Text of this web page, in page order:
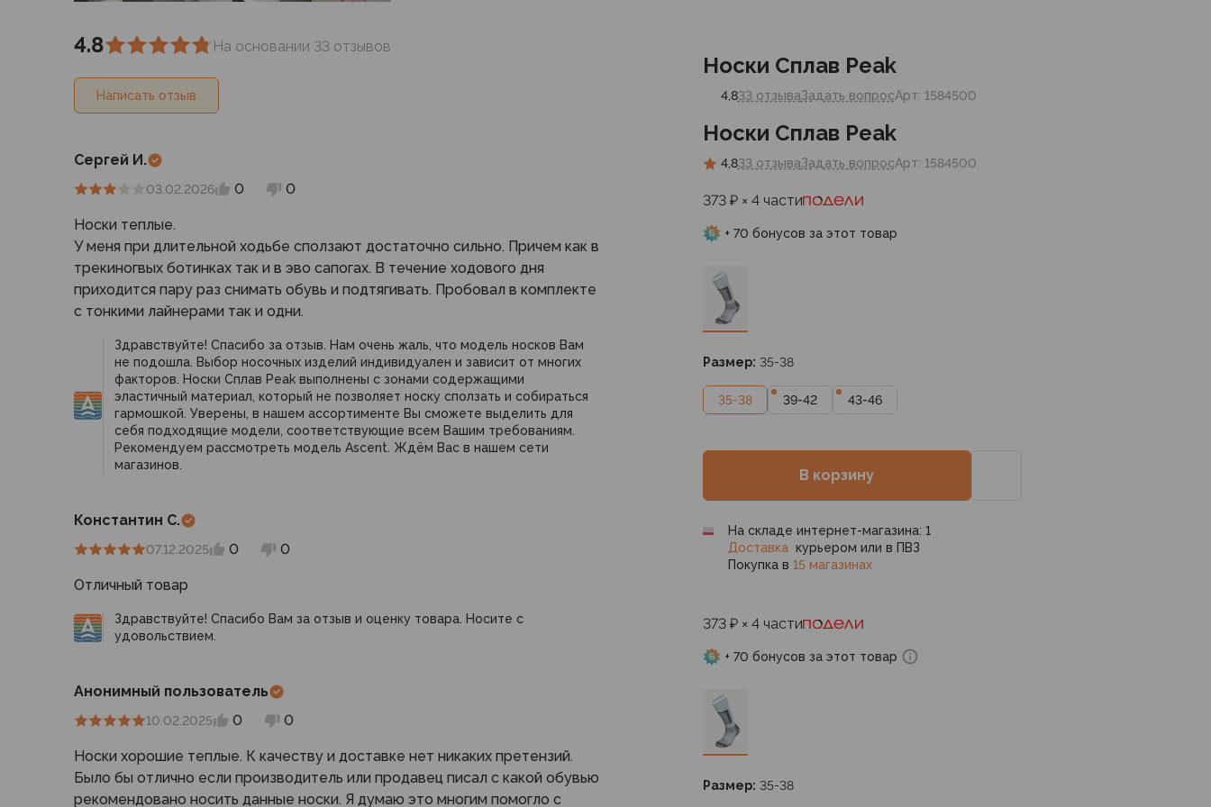
Неопреновые носки
Уход за одеждой
Снаряжение
1-местные
3-местные
Более 5 мест
Тенты
Аксессуары
Гамаки
Спальные мешки
С синтетическим утеплителем
Двухместные спальники
Вкладыши
Компрессионные мешки
Подушки
Коврики
Пенки
Сидушки
Рюкзаки
Треккинговые
Питьевые системы
Аксессуары
Сумки, баулы
Несессеры, кошельки
Гермоупаковка
4.8 На основании 33 отзывов
Написать отзыв
Сергей И.
03.02.2026 0 0
Носки теплые.
У меня при длительной ходьбе сползают достаточно сильно. Причем как в
трекиногвых ботинках так и в эво сапогах. В течение ходового дня
приходится пару раз снимать обувь и подтягивать. Пробовал в комплекте
с тонкими лайнерами так и одни.
Здравствуйте! Спасибо за отзыв. Нам очень жаль, что модель носков Вам
не подошла. Выбор носочных изделий индивидуален и зависит от многих
факторов. Носки Сплав Peak выполнены с зонами содержащими
эластичный материал, который не позволяет носку сползать и собираться
гармошкой. Уверены, в нашем ассортименте Вы сможете выделить для
себя подходящие модели, соответствующие всем Вашим требованиям.
Рекомендуем рассмотреть модель Ascent. Ждём Вас в нашем сети
магазинов.
Константин С.
07.12.2025 0 0
Отличный товар
Здравствуйте! Спасибо Вам за отзыв и оценку товара. Носите с
удовольствием.
Анонимный пользователь
10.02.2025 0 0
Носки хорошие теплые. К качеству и доставке нет никаких претензий.
Было бы отлично если производитель или продавец писал с какой обувью
рекомендовано носить данные носки. Я думаю это многим помогло с
373 ₽ × 4 части
+ 70 бонусов за этот товар
Носки Сплав Peak
Размер: 35-38
35-38 39-42 43-46
В корзину
4,833 отзываЗадать вопросАрт: 1584500
На складе интернет-магазина: 1
Доставка курьером или в ПВЗ
Покупка в 15 магазинах
373 ₽ × 4 части
+ 70 бонусов за этот товар
Носки Сплав Peak
Размер: 35-38
4,833 отзываЗадать вопросАрт: 1584500